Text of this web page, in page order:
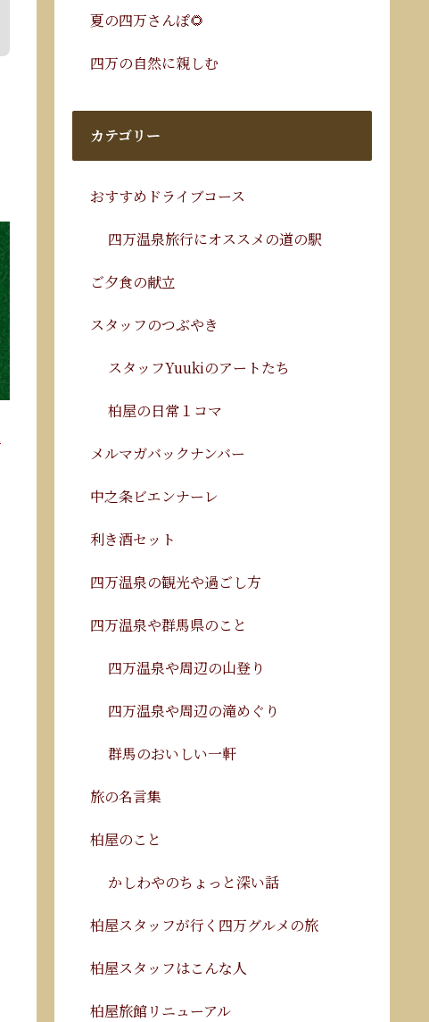
夏の四万さんぽ🌻
四万の自然に親しむ
カテゴリー
おすすめドライブコース
四万温泉旅行にオススメの道の駅
ご夕食の献立
スタッフのつぶやき
スタッフYuukiのアートたち
柏屋の日常１コマ
メルマガバックナンバー
中之条ビエンナーレ
利き酒セット
四万温泉の観光や過ごし方
四万温泉や群馬県のこと
四万温泉や周辺の山登り
四万温泉や周辺の滝めぐり
群馬のおいしい一軒
旅の名言集
柏屋のこと
かしわやのちょっと深い話
柏屋スタッフが行く四万グルメの旅
柏屋スタッフはこんな人
柏屋旅館リニューアル